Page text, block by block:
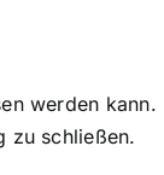
werden kann.
zu schließen.